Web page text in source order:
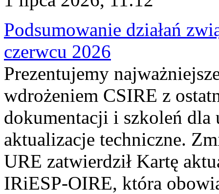
Podsumowanie działań
czerwcu 2026
Prezentujemy
wdrożeniem CSIRE z
dokumentacji i szkoleń
aktualizacje techniczne.
URE zatwierdził Kartę
IRiESP‑OIRE, która